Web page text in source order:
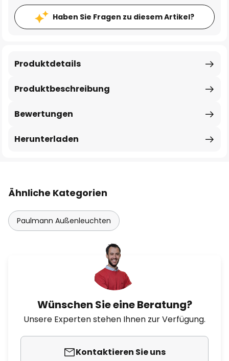
Haben Sie Fragen zu diesem Artikel?
Produktbeschreibung
Produktdetails
Bewertungen
Herunterladen
Ähnliche Kategorien
Paulmann Außenleuchten
Wünschen Sie eine Beratung?
Unsere Experten stehen Ihnen zur Verfügung.
Kontaktieren Sie uns